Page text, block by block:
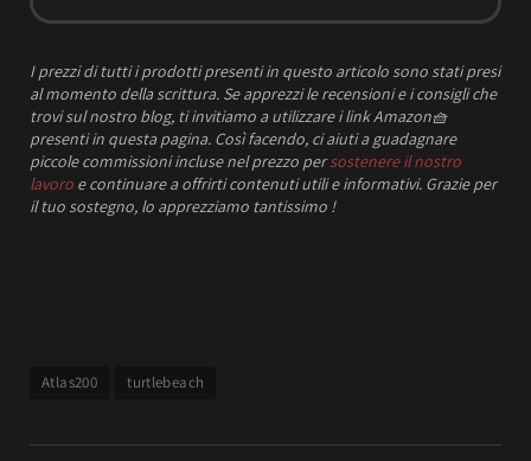
I prezzidi tutti i prodotti presenti in questo articolo sono stati presi
al momento della scrittura. Se apprezzi le recensioni e i consigli che
trovi sul nostro blog, ti invitiamo a utilizzare i link Amazon🧺
presenti in questa pagina. Così facendo, ci aiuti a guadagnare
piccole commissioni incluse nel prezzo persostenere il nostro
lavoro e continuare a offrirti contenuti utili e informativi. Grazie per
il tuo sostegno, lo apprezziamo tantissimo !
Atlas200 turtlebeach